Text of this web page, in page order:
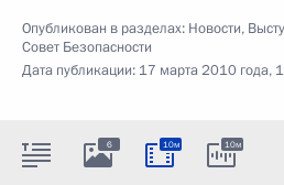
Опубликован в разделах: Новости,
Совет Безопасности
Дата публикации: 17 марта 2010 года,
6 10м 10м